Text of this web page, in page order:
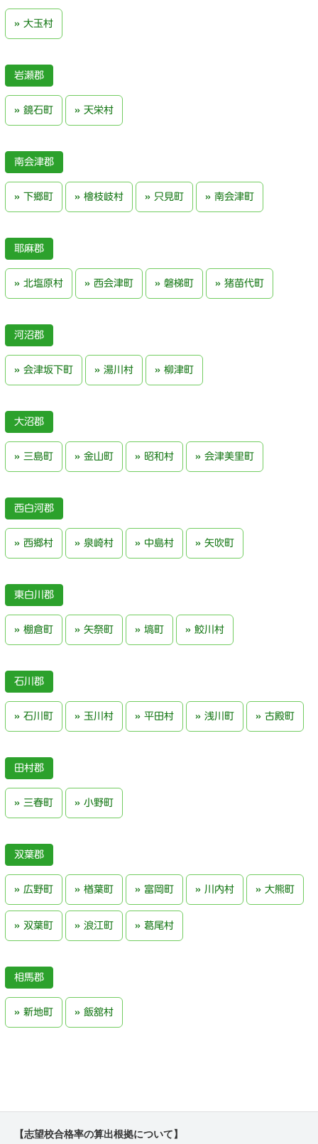
大玉村
岩瀬郡
鏡石町 天栄村
南会津郡
下郷町 檜枝岐村 只見町 南会津町
耶麻郡
北塩原村 西会津町 磐梯町 猪苗代町
河沼郡
会津坂下町 湯川村 柳津町
大沼郡
三島町 金山町 昭和村 会津美里町
西白河郡
西郷村 泉崎村 中島村 矢吹町
東白川郡
棚倉町 矢祭町 塙町 鮫川村
石川郡
石川町 玉川村 平田村 浅川町 古殿町
田村郡
三春町 小野町
双葉郡
広野町 楢葉町 富岡町 川内村 大熊町
双葉町 浪江町 葛尾村
相馬郡
新地町 飯舘村
【志望校合格率の算出根拠について】